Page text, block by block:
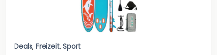
Deals, Freizeit, Sport